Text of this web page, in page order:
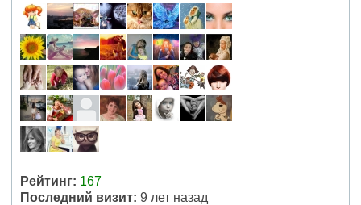
Рейтинг: 167
Последний визит: 9 лет назад